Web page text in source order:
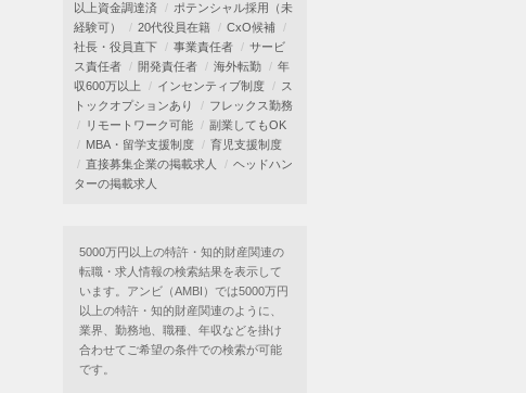
以上資金調達済
ポテンシャル採用（未
経験可）
20代役員在籍
CxO候補
社長・役員直下
事業責任者
サービ
ス責任者
開発責任者 海外転勤
年
収600万以上
インセンティブ制度
ス
トックオプションあり
フレックス勤務
リモートワーク可能
副業してもOK
MBA・留学支援制度
育児支援制度
直接募集企業の掲載求人
ヘッドハン
ターの掲載求人
5000万円以上の特許・知的財産関連の
転職・求人情報の検索結果を表示して
います。アンビ（AMBI）では5000万円
以上の特許・知的財産関連のように、
業界、勤務地、職種、年収などを掛け
合わせてご希望の条件での検索が可能
です。